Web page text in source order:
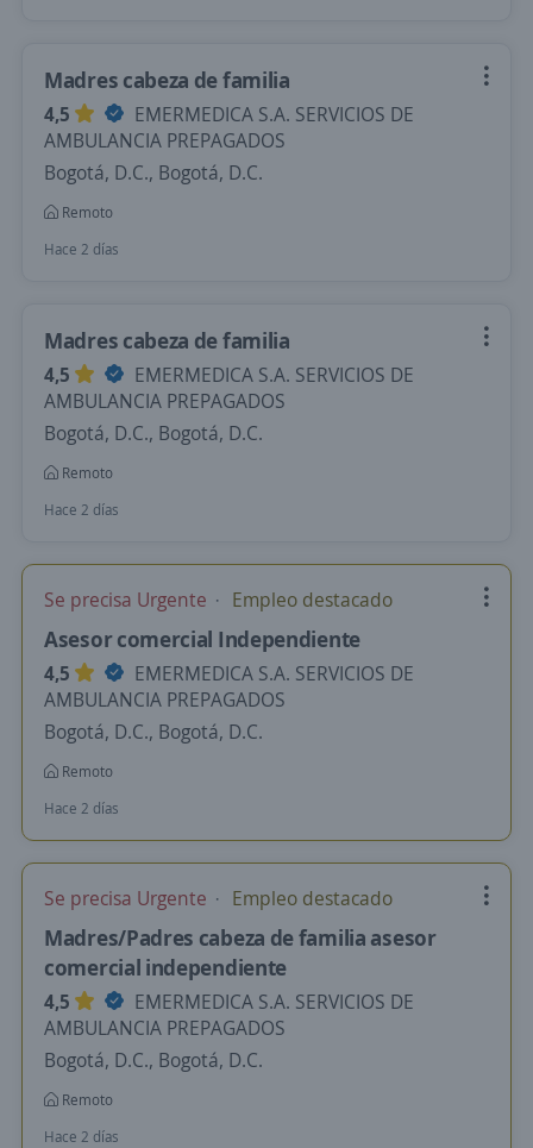
Madres cabeza de familia
4,5
EMERMEDICA S.A. SERVICIOS DE
AMBULANCIA PREPAGADOS
Bogotá, D.C., Bogotá, D.C.
Remoto
Hace 2 días
Madres cabeza de familia
4,5
EMERMEDICA S.A. SERVICIOS DE
AMBULANCIA PREPAGADOS
Bogotá, D.C., Bogotá, D.C.
Remoto
Hace 2 días
Se precisa Urgente Empleo destacado
Asesor comercial Independiente
4,5
EMERMEDICA S.A. SERVICIOS DE
AMBULANCIA PREPAGADOS
Bogotá, D.C., Bogotá, D.C.
Remoto
Hace 2 días
Se precisa Urgente Empleo destacado
Madres/Padres cabeza de familia asesor
comercial independiente
4,5
EMERMEDICA S.A. SERVICIOS DE
AMBULANCIA PREPAGADOS
Bogotá, D.C., Bogotá, D.C.
Remoto
Hace 2 días